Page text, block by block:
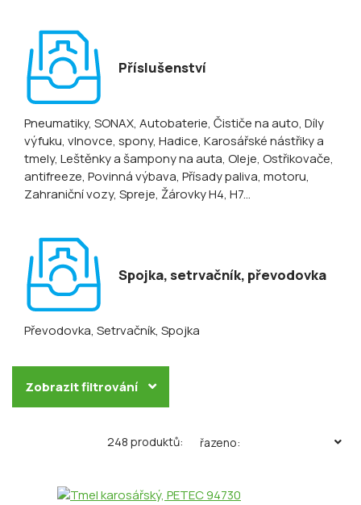
Příslušenství
Pneumatiky, SONAX, Autobaterie, Čističe na auto, Díly
výfuku, vlnovce, spony, Hadice, Karosářské nástřiky a
tmely, Leštěnky a šampony na auta, Oleje, Ostřikovače,
antifreeze, Povinná výbava, Přísady paliva, motoru,
Zahraniční vozy, Spreje, Žárovky H4, H7...
Spojka, setrvačník, převodovka
Převodovka, Setrvačník, Spojka
Zobrazit filtrování
248 produktů: řazeno: